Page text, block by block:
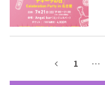
メキシコ旅行
メキシコの記念日
1 …